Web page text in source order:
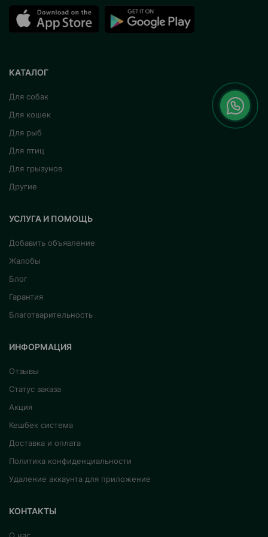
КАТАЛОГ
Для собак
Для кошек
Для рыб
Для птиц
Для грызунов
Другие
УСЛУГА И ПОМОЩЬ
Добавить объявление
Жалобы
Блог
Гарантия
Благотварительность
ИНФОРМАЦИЯ
Отзывы
Статус заказа
Акция
Кешбек система
Доставка и оплата
Политика конфиденциальности
Удаление аккаунта для приложение
КОНТАКТЫ